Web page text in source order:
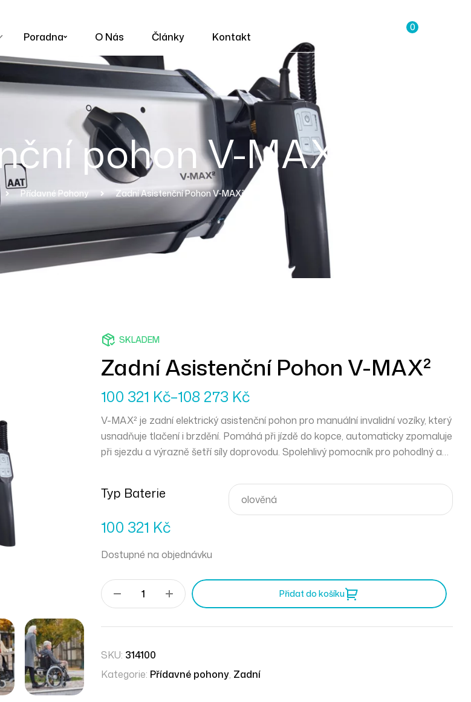
Poradna O Nás Články Kontakt
0
pohon V-MAX²
Přídavné Pohony Zadní Asistenční Pohon V-MAX²
SKLADEM
Zadní Asistenční Pohon V-MAX²
100 321 Kč–108 273 Kč
V-MAX² je zadní elektrický asistenční pohon pro manuální invalidní vozíky, který
usnadňuje tlačení i brzdění. Pomáhá při jízdě do kopce, automaticky zpomaluje
při sjezdu a výrazně šetří síly doprovodu. Spolehlivý pomocník pro pohodlný a
Typ Baterie
100 321 Kč
Dostupné na objednávku
Přidat do košíku
SKU: 314100
Kategorie: Přídavné pohony, Zadní